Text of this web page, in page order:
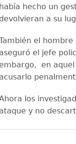
había hecho un
devolvieran a su
el
aseguró el jefe
embargo, en
acusarlo
los
ataque y no